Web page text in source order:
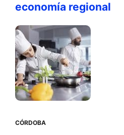
economía regional
CÓRDOBA